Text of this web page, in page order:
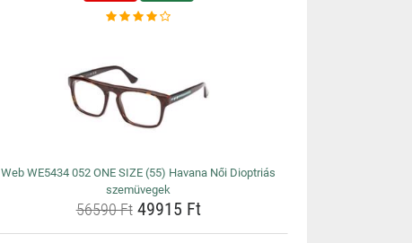
Web WE5434 052 ONE SIZE (55) Havana Női Dioptriás
szemüvegek
56590 Ft49915 Ft